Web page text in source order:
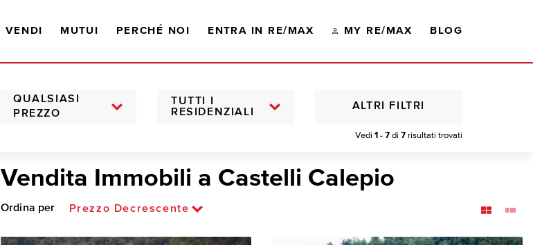
VENDI MUTUI PERCHÉ NOI ENTRA IN RE/MAX MY RE/MAX BLOG
QUALSIASI
PREZZO
TUTTI I
RESIDENZIALI
Vedi 1 - 7 di 7 risultati trovati
ALTRI FILTRI
Vendita Immobili a Castelli Calepio
Ordina per Prezzo Decrescente